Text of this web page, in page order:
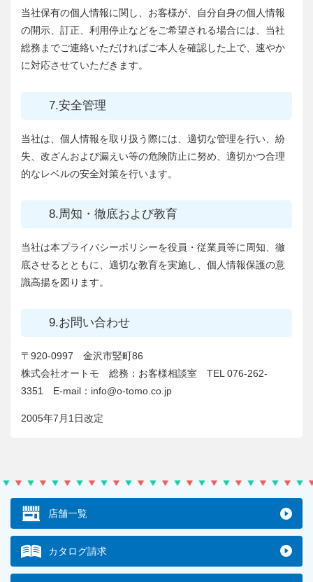
当社保有の個人情報に関し、お客様が、自分自身の個人情報
の開示、訂正、利用停止などをご希望される場合には、当社
総務までご連絡いただければご本人を確認した上で、速やか
に対応させていただきます。
7.安全管理
当社は、個人情報を取り扱う際には、適切な管理を行い、紛
失、改ざんおよび漏えい等の危険防止に努め、適切かつ合理
的なレベルの安全対策を行います。
8.周知・徹底および教育
当社は本プライバシーポリシーを役員・従業員等に周知、徹
底させるとともに、適切な教育を実施し、個人情報保護の意
識高揚を図ります。
9.お問い合わせ
〒920-0997 金沢市竪町86
株式会社オートモ 総務：お客様相談室 TEL 076-262-
3351
E-mail：info@o-tomo.co.jp
2005年7月1日改定
店舗一覧
カタログ請求